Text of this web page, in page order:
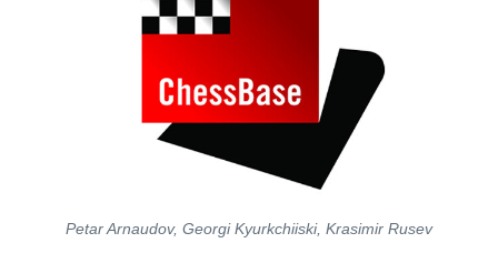
Petar Arnaudov, Georgi Kyurkchiiski, Krasimir Rusev